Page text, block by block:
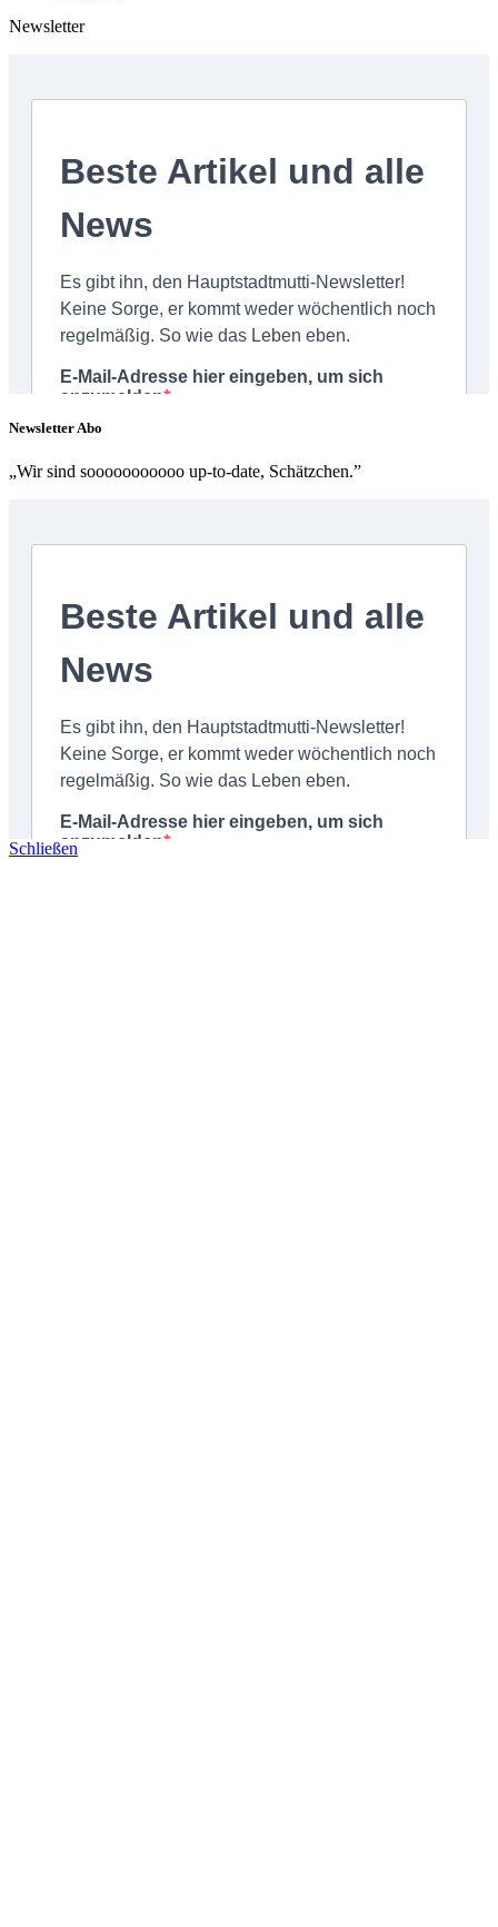
Newsletter
Newsletter Abo
„Wir sind sooooooooooo up-to-date, Schätzchen.”
Schließen